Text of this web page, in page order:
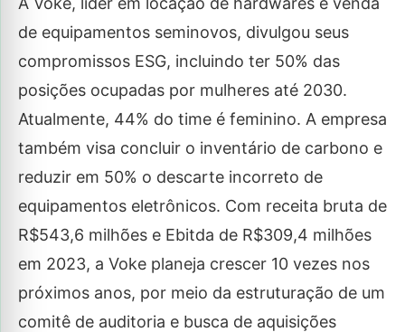
de equipamentos seminovos, divulgou seus
compromissos ESG, incluindo ter 50% das
posições ocupadas por mulheres até 2030.
Atualmente, 44% do time é feminino. A empresa
também visa concluir o inventário de carbono e
reduzir em 50% o descarte incorreto de
equipamentos eletrônicos. Com receita bruta de
R$543,6 milhões e Ebitda de R$309,4 milhões
em 2023, a Voke planeja crescer 10 vezes nos
próximos anos, por meio da estruturação de um
comitê de auditoria e busca de aquisições